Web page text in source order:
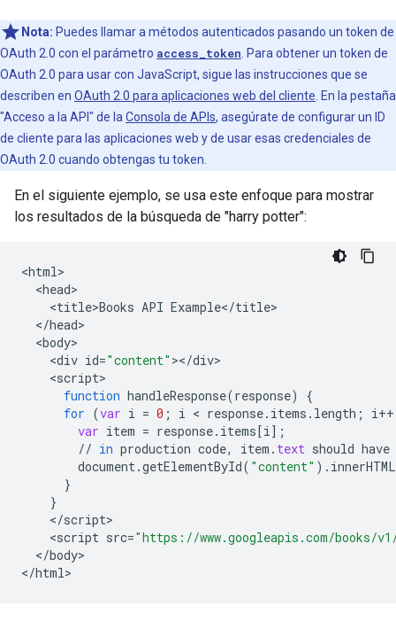
Nota: Puedes llamar a métodos autenticados pasando un token de
OAuth 2.0 con el parámetro access_token . Para obtener un token de
OAuth 2.0 para usar con JavaScript, sigue las instrucciones que se
describen en OAuth 2.0 para aplicaciones web del cliente . En la pestaña
"Acceso a la API" de la Consola de APIs, asegúrate de configurar un ID
de cliente para las aplicaciones web y de usar esas credenciales de
OAuth 2.0 cuando obtengas tu token.
En el siguiente ejemplo, se usa este enfoque para mostrar
los resultados de la búsqueda de "harry potter":
<html
<head
<title>Books API Example</title
</head
<body
<div id="content" ></div
<script
function handleResponse(response)
{
for (var i = 0 ; i < response. items . length ; i++
var item = response. items[i] ;
// in production code, item . text should have
document.getElementById( "content" ). innerHTML
}
}
</script
<script src="https://www.googleapis.com/books/
</body>
</html>